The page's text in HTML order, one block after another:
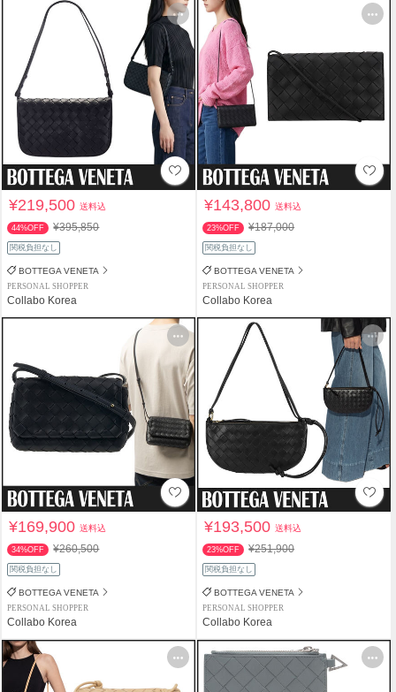
¥219,500送料込
44%OFF ¥395,850
関税負担なし
BOTTEGA VENETA
PERSONAL SHOPPER
Collabo Korea
¥143,800送料込
23%OFF ¥187,000
関税負担なし
BOTTEGA VENETA
PERSONAL SHOPPER
Collabo Korea
¥169,900送料込
34%OFF ¥260,500
関税負担なし
BOTTEGA VENETA
PERSONAL SHOPPER
Collabo Korea
¥193,500送料込
23%OFF ¥251,900
関税負担なし
BOTTEGA VENETA
PERSONAL SHOPPER
Collabo Korea